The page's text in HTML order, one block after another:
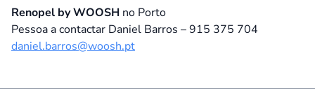
Renopel by WOOSH no Porto
Pessoa a contactar Daniel Barros – 915 375 704
daniel.barros@woosh.pt